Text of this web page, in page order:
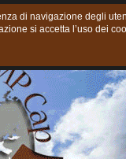
oggi Giovani
di navigazione degli
si accetta l’uso dei